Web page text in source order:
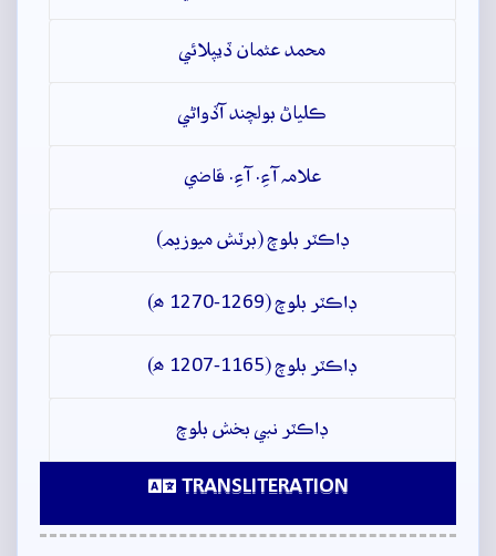
محمد عثمان ڏيپلائي
ڪلياڻ بولچند آڏواڻي
علامہ آءِ. آءِ. قاضي
ڊاڪٽر بلوچ (برٽش ميوزيم)
ڊاڪٽر بلوچ (1269-1270 ھ)
ڊاڪٽر بلوچ (1165-1207 ھ)
ڊاڪٽر نبي بخش بلوچ
TRANSLITERATION